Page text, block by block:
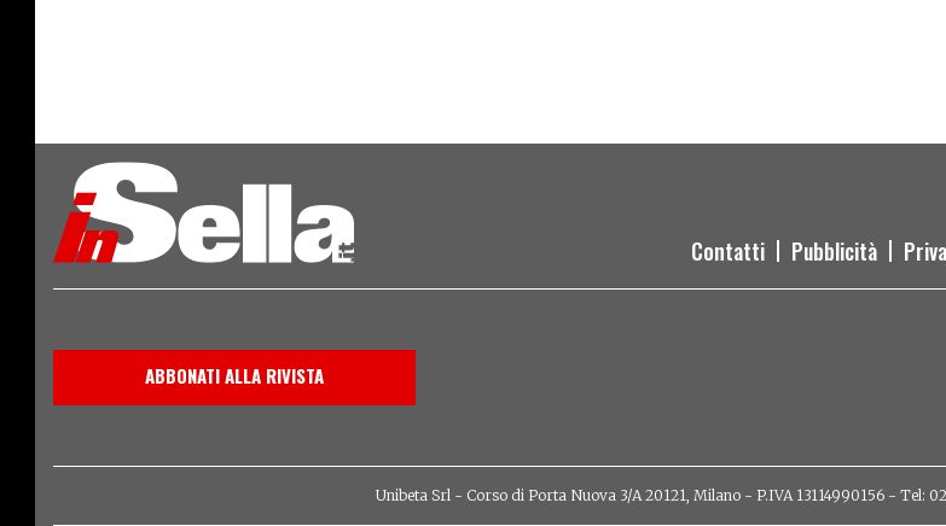
Contatti Pubblicità
ABBONATI ALLA RIVISTA
Unibeta Srl - Corso di Porta Nuova 3/A 20121, Milano - P.IVA 13114990156 - Tel: